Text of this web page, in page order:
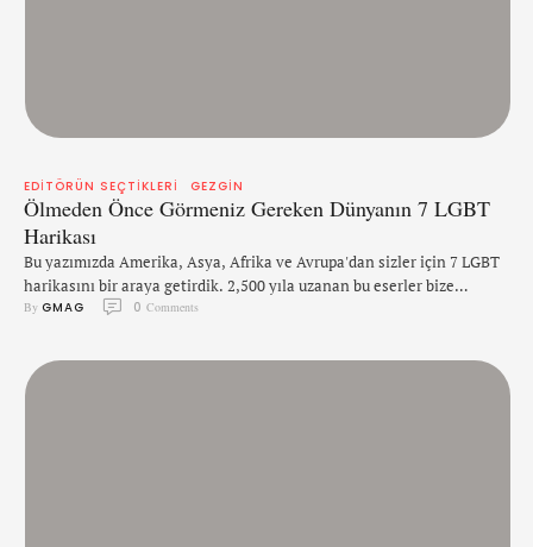
EDITÖRÜN SEÇTIKLERI GEZGIN
Ölmeden Önce Görmeniz Gereken Dünyanın 7 LGBT
Harikası
Bu yazımızda Amerika, Asya, Afrika ve Avrupa'dan sizler için 7 LGBT
harikasını bir araya getirdik. 2,500 yıla uzanan bu eserler bize
günümüzde hala ilham vermeye devam ediyor. Hadrian's Villa, Tivoli,
kompleksidir. MS 2. yüzyılın ikinci ve üçüncü on yıllarında ya
biseksüel ya da gay olduğu …
By GMAG 0 Comments